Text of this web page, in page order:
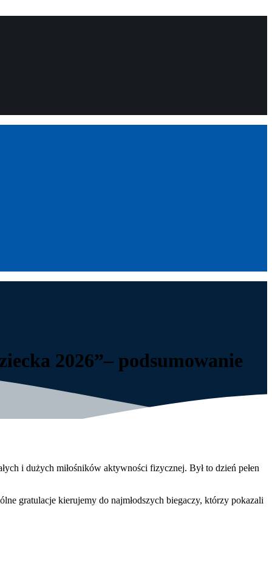
2026”– podsumowanie
i dużych miłośników aktywności fizycznej. Był to dzień pełen
gratulacje kierujemy do najmłodszych biegaczy, którzy pokazali